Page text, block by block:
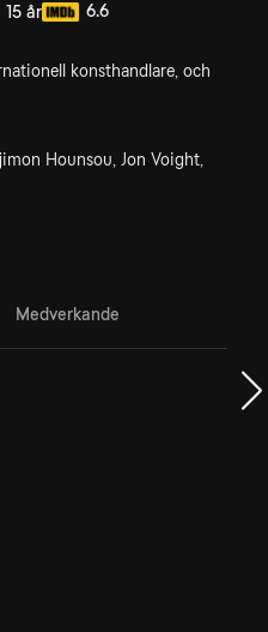
15 år 6.6
konsthandlare, och
Hounsou, Jon Voight,
Medverkande